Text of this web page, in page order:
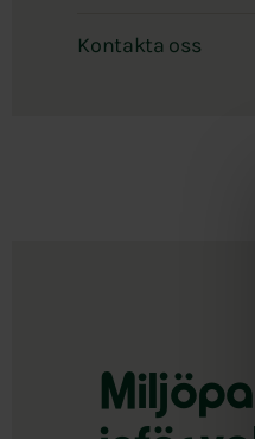
Kontakta oss